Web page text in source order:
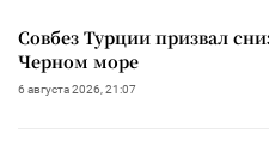
Совбез Турции призвал
Черном море
6 августа 2026, 21:07